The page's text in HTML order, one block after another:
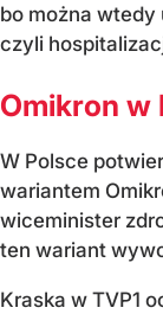
bo można wtedy
czyli
Omikron w
W Polsce
wariantem
wiceminister
ten wariant
Kraska w TVP1